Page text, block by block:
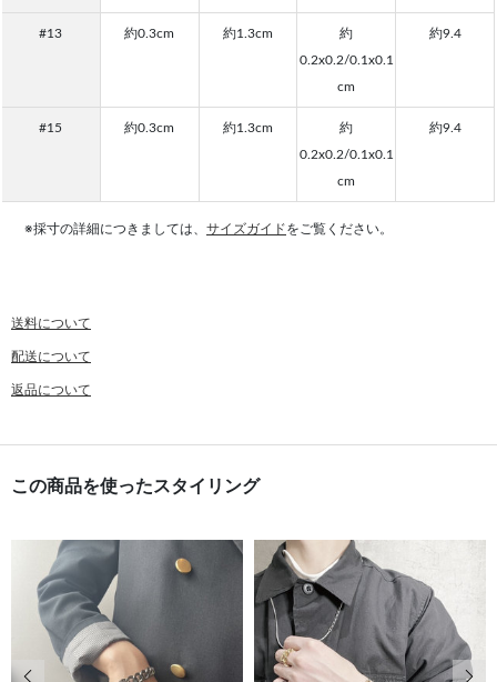
#13 約0.3cm 約1.3cm
約
0.2x0.2/0.1x0.1
cm
約9.4
#15 約0.3cm 約1.3cm
約
0.2x0.2/0.1x0.1
cm
約9.4
※採寸の詳細につきましては、 サイズガイドをご覧ください。
送料について
配送について
返品について
この商品を使ったスタイリング